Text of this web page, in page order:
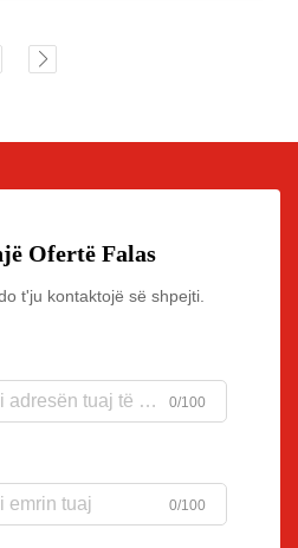
Ofertë Falas
t'ju kontaktojë së shpejti.
0/100
0/100